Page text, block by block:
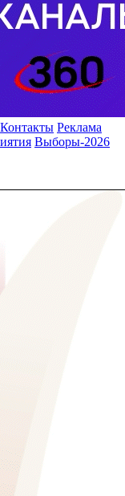
Контакты Реклама
Выборы-2026